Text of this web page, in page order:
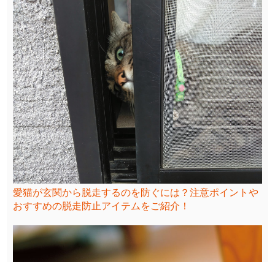
愛猫が玄関から脱走するのを防ぐには？注意ポイントや
おすすめの脱走防止アイテムをご紹介！